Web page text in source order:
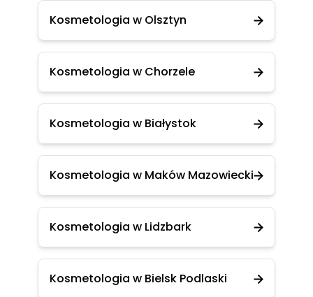
Kosmetologia w Olsztyn
Kosmetologia w Chorzele
Kosmetologia w Białystok
Kosmetologia w Maków Mazowiecki
Kosmetologia w Lidzbark
Kosmetologia w Bielsk Podlaski